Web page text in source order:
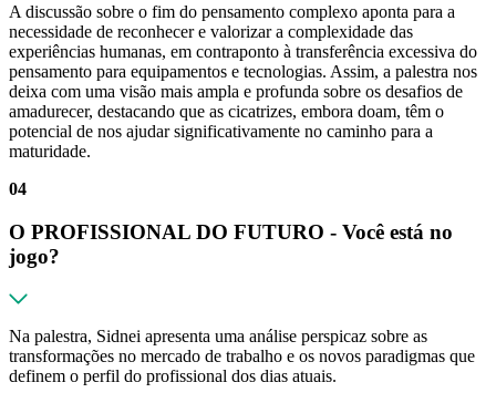
A discussão sobre o fim do pensamento complexo aponta para a
necessidade de reconhecer e valorizar a complexidade das
experiências humanas, em contraponto à transferência excessiva do
pensamento para equipamentos e tecnologias. Assim, a palestra nos
deixa com uma visão mais ampla e profunda sobre os desafios de
amadurecer, destacando que as cicatrizes, embora doam, têm o
potencial de nos ajudar significativamente no caminho para a
maturidade.
04
O PROFISSIONAL DO FUTURO - Você está no
jogo?
Na palestra, Sidnei apresenta uma análise perspicaz sobre as
transformações no mercado de trabalho e os novos paradigmas que
definem o perfil do profissional dos dias atuais.